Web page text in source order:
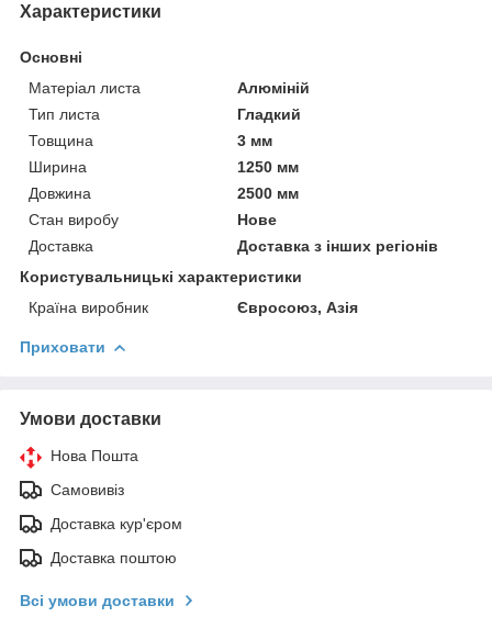
Характеристики
Основні
Матеріал листа
Алюміній
Тип листа
Гладкий
Товщина
3 мм
Ширина
1250 мм
Довжина
2500 мм
Стан виробу
Нове
Доставка
Доставка з інших регіонів
Користувальницькі характеристики
Країна виробник
Євросоюз, Азія
Приховати
Умови доставки
Нова Пошта
Самовивіз
Доставка кур'єром
Доставка поштою
Всі умови доставки